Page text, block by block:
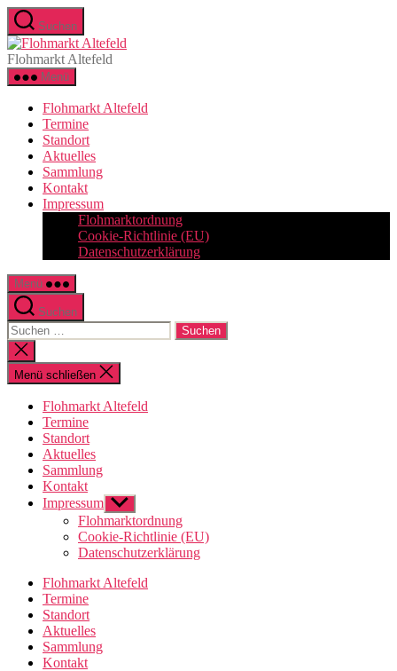
Zum
Inhalt
springen
Suchen
Flohmarkt Altefeld
Menü
Flohmarkt Altefeld
Termine
Standort
Aktuelles
Sammlung
Kontakt
Impressum
Flohmarktordnung
Cookie-Richtlinie (EU)
Datenschutzerklärung
Menü
Suchen
Suchen
nach:
Suche
schließen
Menü schließen
Flohmarkt Altefeld
Termine
Standort
Aktuelles
Sammlung
Kontakt
Impressum Untermenü
anzeigen
Flohmarktordnung
Cookie-Richtlinie (EU)
Datenschutzerklärung
Flohmarkt Altefeld
Termine
Standort
Aktuelles
Sammlung
Kontakt